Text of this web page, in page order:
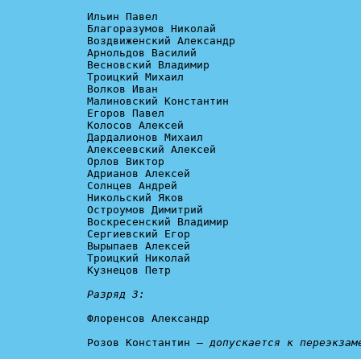
Ильин Павел
Благоразумов Николай
Воздвиженский Александр
Арнольдов Василий
Весновский Владимир
Троицкий Михаил
Волков Иван
Малиновский Константин
Егоров Павел
Колосов Алексей
Дардалионов Михаил
Алексеевский Алексей
Орлов Виктор
Адрианов Алексей
Солнцев Андрей
Никольский Яков
Остроумов Димитрий
Воскресенский Владимир
Сергиевский Егор
Вырыпаев Алексей
Троицкий Николай
Кузнецов Петр
Разряд 3:
Флоренсов Александр
Розов Константин – допускается к